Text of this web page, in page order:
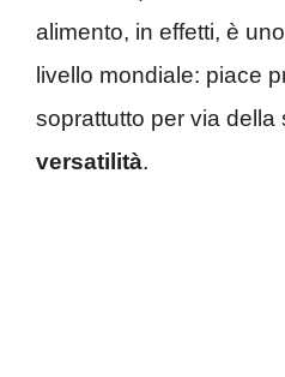
alimento, in effetti, è
livello mondiale: piace
soprattutto per via della
versatilità.